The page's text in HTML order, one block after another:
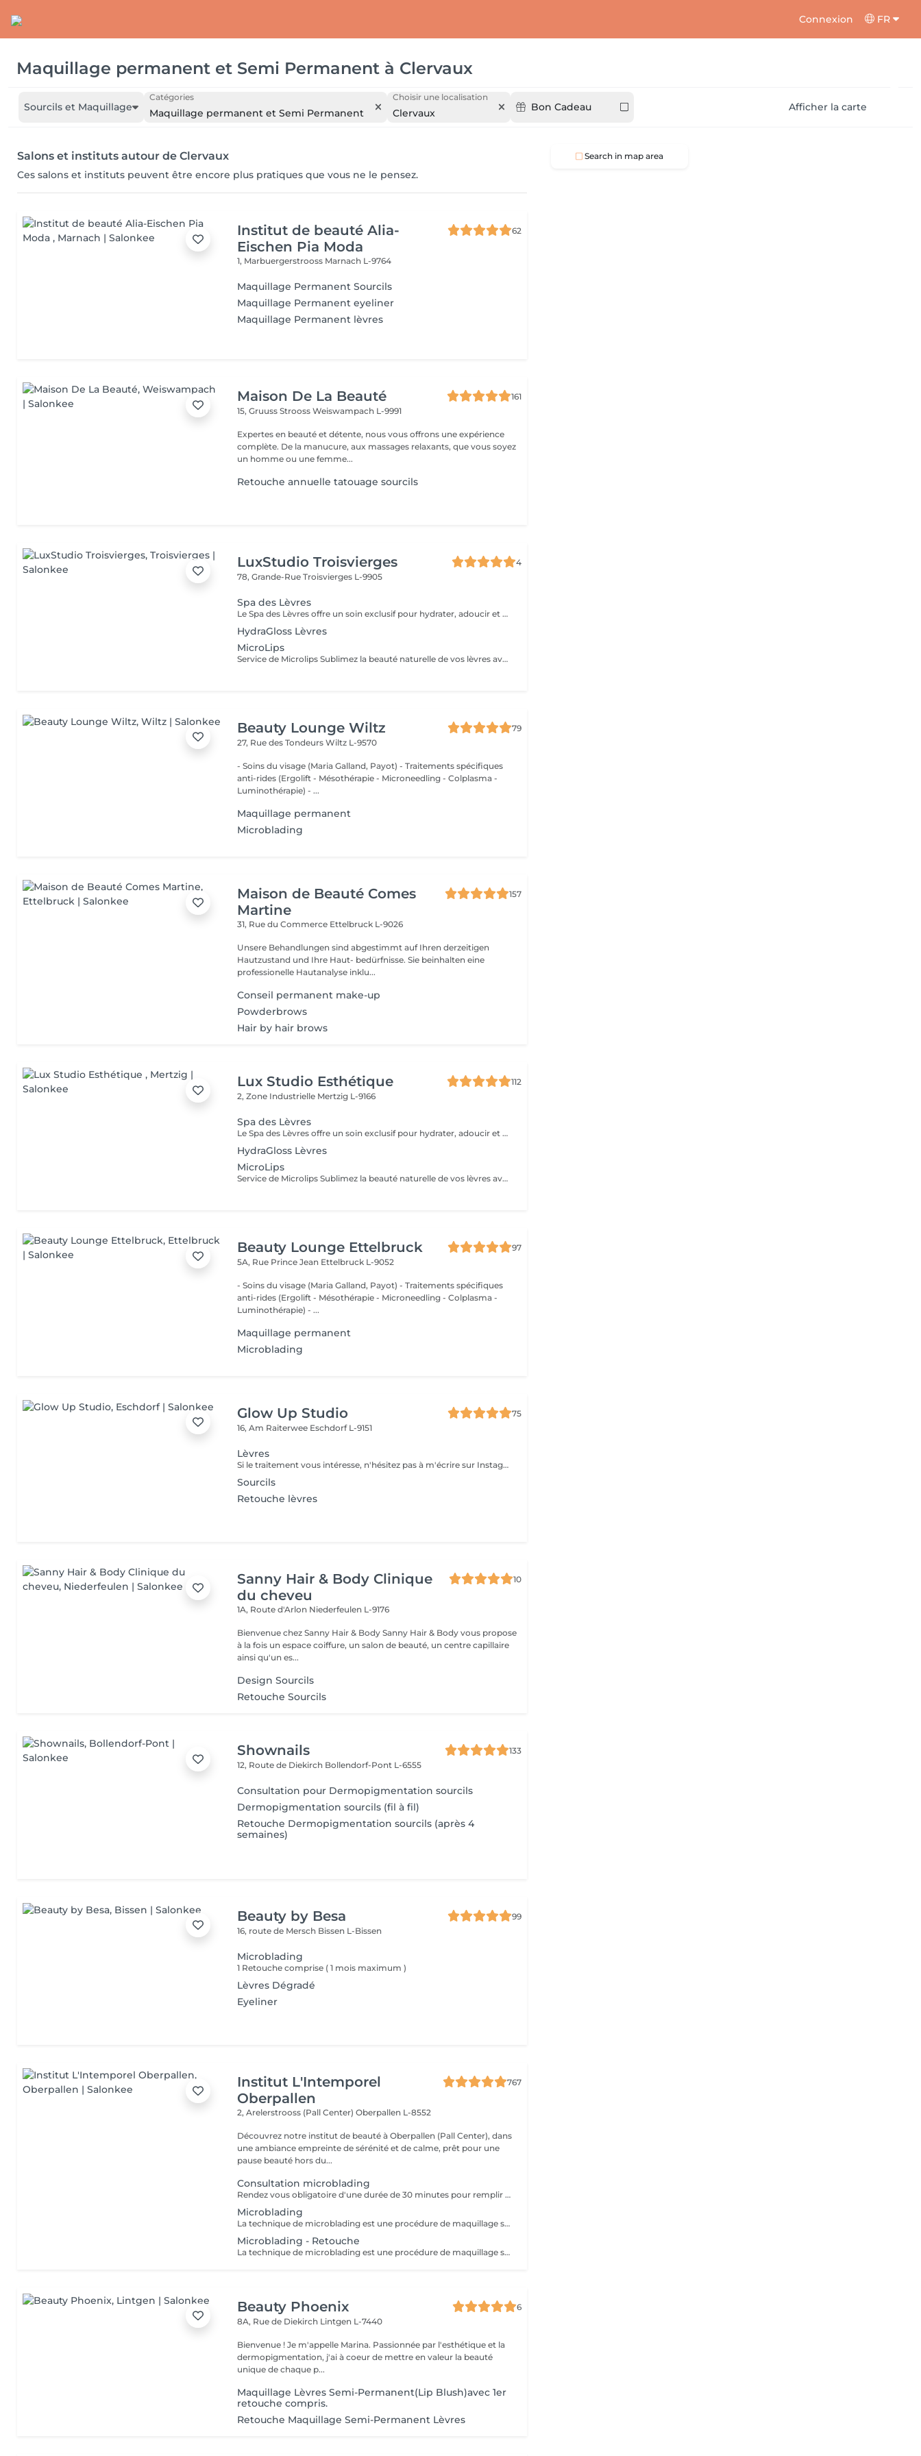
Connexion FR
Maquillage permanent et Semi Permanent à Clervaux
Sourcils et Maquillage
Catégories
Maquillage permanent et Semi Permanent
Choisir une localisation
Clervaux Bon Cadeau Afficher la carte
Salons et instituts autour de Clervaux
Ces salons et instituts peuvent être encore plus pratiques que vous ne le pensez.
Institut de beauté Alia-
Eischen Pia Moda
62
1, Marbuergerstrooss Marnach L-9764
Maquillage Permanent Sourcils
Maquillage Permanent eyeliner
Maquillage Permanent lèvres
Maison De La Beauté
161
15, Gruuss StroossWeiswampach L-9991
Expertes en beauté et détente, nous vous offrons une expérience
complète. De la manucure, aux massages relaxants, que vous soyez
un homme ou une femme...
Retouche annuelle tatouage sourcils
LuxStudio Troisvierges
4
78, Grande-RueTroisvierges L-9905
Spa des Lèvres
Le Spa des Lèvres offre un soin exclusif pour hydrater, adoucir et revitaliser les lèvres. Ce traitement inclut une exfoliation délicate, des masques nutritifs et des techniques qui améliorent la circulation et régénèrent la peau des lèvres. Idéal pour sublimer la beauté naturelle, lisser les ridules ou simplement profiter d'un moment de bien-être. Convient à tous les types de peau et âges.
HydraGloss Lèvres
MicroLips
Service de Microlips Sublimez la beauté naturelle de vos lèvres avec notre service de Microlips. - *Définition et Couleur* : Améliorez la forme et la couleur de vos lèvres, en leur donnant un contour plus défini et une teinte vibrante et naturelle. - *Hydratation et Soin* : Nous incluons une hydratation profonde pour garantir que vos lèvres restent douces et en bonne santé. - *Large Choix de Couleurs* : Choisissez parmi une variété de couleurs pour trouver la teinte parfaite qui complète votre teint et votre style. - *Résultats Durables* : Profitez de lèvres parfaites plus longtemps, sans avoir besoin de retouches quotidiennes. Entretien Pour préserver les résultats et maintenir une apparence optimale, nous recommandons des séances de maintenance tous les 1 à 2 ans. La première retouche doit être effectuée 30 jours après le traitement initial pour garantir une finition parfaite. Si vous l'avez fait dans un autre institut. Prenez rendez-vous dès aujourd'hui et transformez vos lèvres avec Microlips !
Beauty Lounge Wiltz
79
27, Rue des TondeursWiltz L-9570
- Soins du visage (Maria Galland, Payot) - Traitements spécifiques
anti-rides (Ergolift - Mésothérapie - Microneedling - Colplasma -
Luminothérapie) - ...
Maquillage permanent
Microblading
Maison de Beauté Comes
Martine
157
31, Rue du Commerce Ettelbruck L-9026
Unsere Behandlungen sind abgestimmt auf Ihren derzeitigen
Hautzustand und Ihre Haut- bedürfnisse. Sie beinhalten eine
professionelle Hautanalyse inklu...
Conseil permanent make-up
Powderbrows
Hair by hair brows
Lux Studio Esthétique
112
2, Zone Industrielle Mertzig L-9166
Spa des Lèvres
Le Spa des Lèvres offre un soin exclusif pour hydrater, adoucir et revitaliser les lèvres. Ce traitement inclut une exfoliation délicate, des masques nutritifs et des techniques qui améliorent la circulation et régénèrent la peau des lèvres. Idéal pour sublimer la beauté naturelle, lisser les ridules ou simplement profiter d'un moment de bien-être. Convient à tous les types de peau et âges.
HydraGloss Lèvres
MicroLips
Service de Microlips Sublimez la beauté naturelle de vos lèvres avec notre service de Microlips. - *Définition et Couleur* : Améliorez la forme et la couleur de vos lèvres, en leur donnant un contour plus défini et une teinte vibrante et naturelle. - *Hydratation et Soin* : Nous incluons une hydratation profonde pour garantir que vos lèvres restent douces et en bonne santé. - *Large Choix de Couleurs* : Choisissez parmi une variété de couleurs pour trouver la teinte parfaite qui complète votre teint et votre style. - *Résultats Durables* : Profitez de lèvres parfaites plus longtemps, sans avoir besoin de retouches quotidiennes. Entretien Pour préserver les résultats et maintenir une apparence optimale, nous recommandons des séances de maintenance tous les 1 à 2 ans. La première retouche doit être effectuée 30 jours après le traitement initial pour garantir une finition parfaite. Si vous l'avez fait dans un autre institut. Prenez rendez-vous dès aujourd'hui et transformez vos lèvres avec Microlips !
Beauty Lounge Ettelbruck
97
5A, Rue Prince Jean Ettelbruck L-9052
- Soins du visage (Maria Galland, Payot) - Traitements spécifiques
anti-rides (Ergolift - Mésothérapie - Microneedling - Colplasma -
Luminothérapie) - ...
Maquillage permanent
Microblading
Glow Up Studio
75
16, Am Raiterwee Eschdorf L-9151
Lèvres
Si le traitement vous intéresse, n'hésitez pas à m'écrire sur Instagram. je vous donnerai toutes les informations que vous besoin.
Sourcils
Retouche lèvres
Sanny Hair & Body Clinique
du cheveu
10
1A, Route d'Arlon Niederfeulen L-9176
Bienvenue chez Sanny Hair & Body Sanny Hair & Body vous propose
à la fois un espace coiffure, un salon de beauté, un centre capillaire
ainsi qu'un es...
Design Sourcils
Retouche Sourcils
Shownails
133
12, Route de Diekirch Bollendorf-Pont L-6555
Consultation pour Dermopigmentation sourcils
Dermopigmentation sourcils (fil à fil)
Retouche Dermopigmentation sourcils (après 4
semaines)
Beauty by Besa
99
16, route de Mersch Bissen L-Bissen
Microblading
1 Retouche comprise ( 1 mois maximum )
Lèvres Dégradé
Eyeliner
Institut L'Intemporel
Oberpallen
767
2, Arelerstrooss (Pall Center)Oberpallen L-8552
Découvrez notre institut de beauté à Oberpallen (Pall Center), dans
une ambiance empreinte de sérénité et de calme, prêt pour une
pause beauté hors du...
Consultation microblading
Rendez vous obligatoire d'une durée de 30 minutes pour remplir un questionnaire médical, explication du traitement, observation de la forme des sourcils et pouvoir répondre à vos éventuelles questions. l'acompte sera restitué entièrement lors de votre venue, si vous n'annulez pas il sera conservé.
Microblading
La technique de microblading est une procédure de maquillage semi permanent réalisé entièrement à la main à l'aide d'un "stylo" muni de micro-aiguilles. La praticienne dessine poil à poil l'ensemble du sourcil afin de redonner au regard toute son intensité et sa ligne naturelle. Cette technique permet de redessiner entièrement un sourcil soit de combler les éventuels trous. Un résultat des plus naturel grâce à la finesse de la lame et donc au dessin de chaque poil. Effet trompe l'il garanti!
Microblading - Retouche
La technique de microblading est une procédure de maquillage semi permanent réalisé entièrement à la main à l'aide d'un "stylo" muni de micro-aiguilles. La praticienne dessine poil à poil l'ensemble du sourcil afin de redonner au regard toute son intensité et sa ligne naturelle. Cette technique permet de redessiner entièrement un sourcil soit de combler les éventuels trous. Un résultat des plus naturel grâce à la finesse de la lame et donc au dessin de chaque poil. Effet trompe l'il garanti!
Beauty Phoenix
6
8A, Rue de Diekirch Lintgen L-7440
Bienvenue ! Je m'appelle Marina. Passionnée par l'esthétique et la
dermopigmentation, j'ai à coeur de mettre en valeur la beauté
unique de chaque p...
Maquillage Lèvres Semi-Permanent(Lip Blush)avec 1er
retouche compris.
Retouche Maquillage Semi-Permanent Lèvres
Search in map area